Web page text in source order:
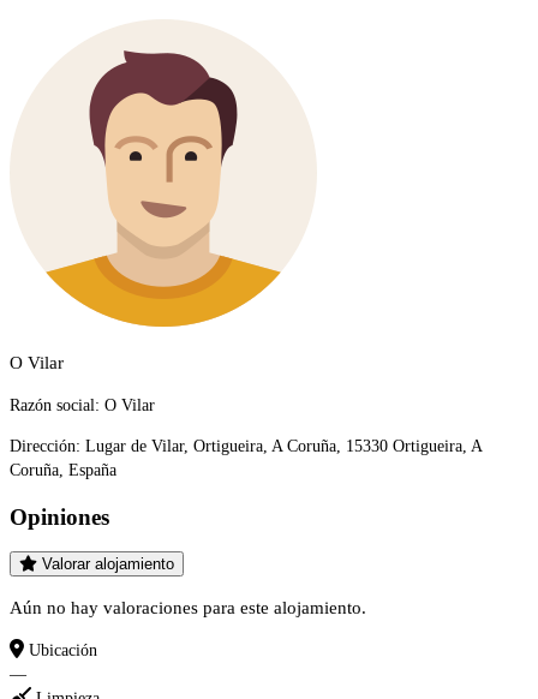
O Vilar
Razón social: O Vilar
Dirección: Lugar de Vilar, Ortigueira, A Coruña, 15330 Ortigueira, A
Coruña, España
Opiniones
Valorar alojamiento
Aún no hay valoraciones para este alojamiento.
Ubicación
—